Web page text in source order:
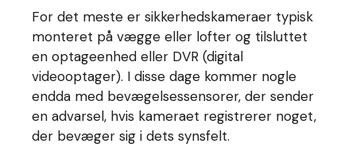
For det meste er sikkerhedskameraer typisk
monteret på vægge eller lofter og tilsluttet
en optageenhed eller DVR (digital
videooptager). I disse dage kommer nogle
endda med bevægelsessensorer, der sender
en advarsel, hvis kameraet registrerer noget,
der bevæger sig i dets synsfelt.